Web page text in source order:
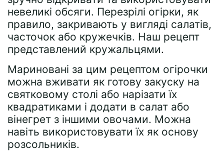
невеликі обсяги. Перезрілі огірки, як
правило, закривають у вигляді салатів,
часточок або кружечків. Наш рецепт
представлений кружальцями.
Мариновані за цим рецептом огірочки
можна вживати як готову закуску на
святковому столі або нарізати їх
квадратиками і додати в салат або
вінегрет з іншими овочами. Можна
навіть використовувати їх як основу
розсольників.